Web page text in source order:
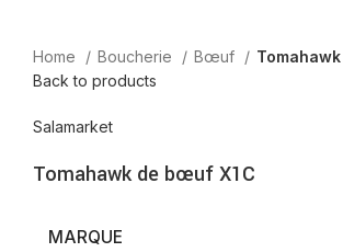
Home Boucherie Bœuf
Back to products
Salamarket
Tomahawk de bœuf X1C
MARQUE